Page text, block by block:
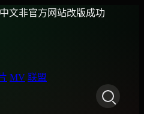
文非官方网站改版成功
MV 联盟